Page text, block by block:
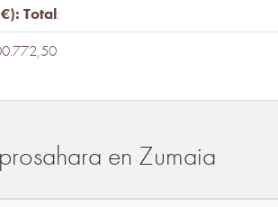
Total:
en Zumaia